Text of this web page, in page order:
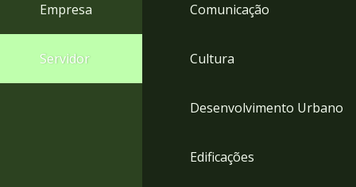
Empresa
Servidor
Comunicação
Cultura
Desenvolvimento Urbano
Edificações